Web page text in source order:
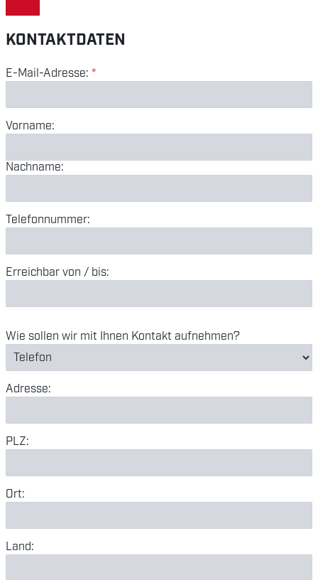
KONTAKTDATEN
E-Mail-Adresse: *
Vorname:
Nachname:
Telefonnummer:
Erreichbar von / bis:
Wie sollen wir mit Ihnen Kontakt aufnehmen?
Adresse:
PLZ:
Ort:
Land: